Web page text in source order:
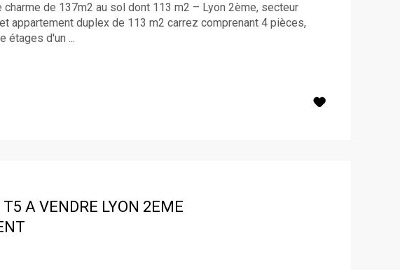
de 137m2 au sol dont 113 m2 – Lyon 2ème, secteur
appartement duplex de 113 m2 carrez comprenant 4 pièces,
étages d'un ...
A VENDRE LYON 2EME